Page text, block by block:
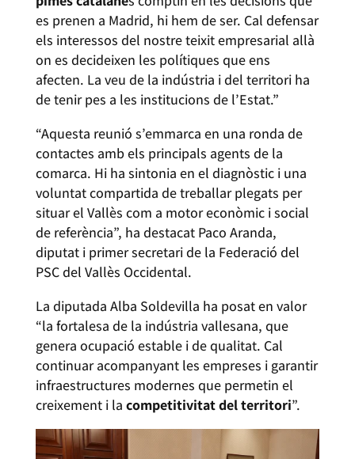
es prenen a Madrid, hi hem de ser. Cal defensar
els interessos del nostre teixit empresarial allà
on es decideixen les polítiques que ens
afecten. La veu de la indústria i del territori ha
de tenir pes a les institucions de l’Estat.”
“Aquesta reunió s’emmarca en una ronda de
contactes amb els principals agents de la
comarca. Hi ha sintonia en el diagnòstic i una
voluntat compartida de treballar plegats per
situar el Vallès com a motor econòmic i social
de referència”, ha destacat Paco Aranda,
diputat i primer secretari de la Federació del
PSC del Vallès Occidental.
La diputada Alba Soldevilla ha posat en valor
“la fortalesa de la indústria vallesana, que
genera ocupació estable i de qualitat. Cal
continuar acompanyant les empreses i garantir
infraestructures modernes que permetin el
creixement i la competitivitat del territori”.